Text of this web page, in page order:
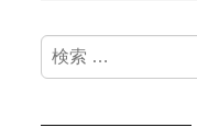
検
索